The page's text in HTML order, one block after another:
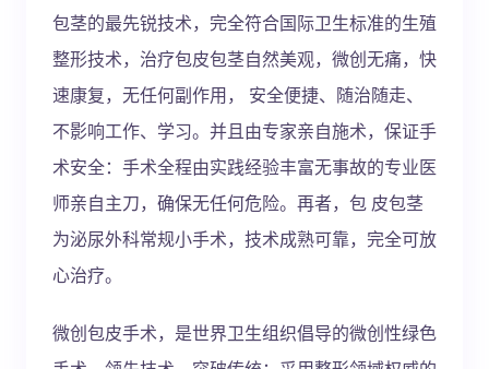
包茎的最先锐技术，完全符合国际卫生标准的生殖
整形技术，治疗包皮包茎自然美观，微创无痛，快
速康复，无任何副作用， 安全便捷、随治随走、
不影响工作、学习。并且由专家亲自施术，保证手
术安全：手术全程由实践经验丰富无事故的专业医
师亲自主刀，确保无任何危险。再者，包 皮包茎
为泌尿外科常规小手术，技术成熟可靠，完全可放
心治疗。
微创包皮手术，是世界卫生组织倡导的微创性绿色